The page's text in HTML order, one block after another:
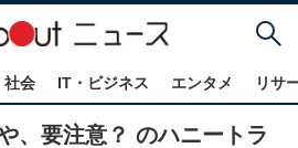
社会 IT・ビジネス エンタメ リサ
、要注意？ のハニートラ